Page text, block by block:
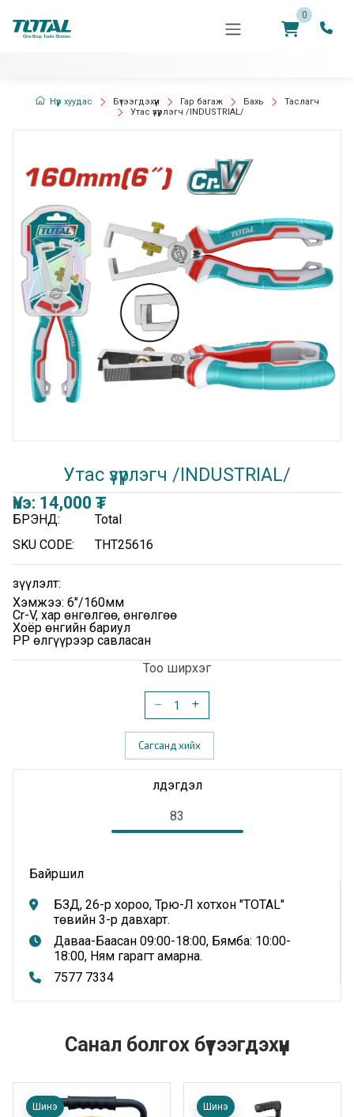
0
Нүүр хуудас Бүтээгдэхүүн Гар багаж Бахь
Таслагч
Утас үзүүрлэгч /INDUSTRIAL/
Утас үзүүрлэгч /INDUSTRIAL/
Үнэ: 14,000 ₮
БРЭНД:
Total
SKU CODE:
THT25616
Үзүүлэлт:
Хэмжээ: 6"/160мм
Cr-V, хар өнгөлгөө, өнгөлгөө
Хоёр өнгийн бариул
PP өлгүүрээр савласан
Тоо ширхэг
Сагсанд хийх
Байршил
БЗД, 26-р хороо, Трю-Л хотхон "TOTAL"
төвийн 3-р давхарт.
Даваа-Баасан 09:00-18:00, Бямба: 10:00-
18:00, Ням гарагт амарна.
7577 7334
Үлдэгдэл
83
Санал болгох бүтээгдэхүүн
Шинэ Шинэ